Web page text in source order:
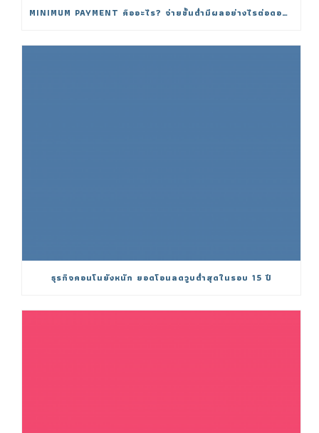
MINIMUM PAYMENT คืออะไร? จ่ายขั้นต่ำมีผลอย่างไรต่อดอกเบี้ย
ธุรกิจคอนโนยังหนัก ยอดโอนลดวูบต่ำสุดในรอบ 15 ปี